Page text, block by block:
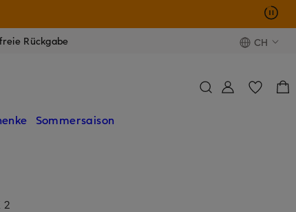
Rückgabe CH
Sommersaison
2